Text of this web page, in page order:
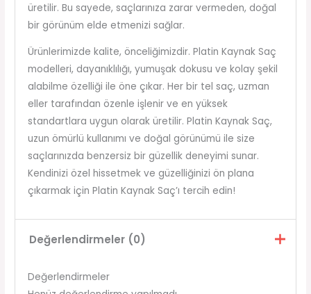
üretilir. Bu sayede, saçlarınıza zarar vermeden, doğal
bir görünüm elde etmenizi sağlar.
Ürünlerimizde kalite, önceliğimizdir. Platin Kaynak Saç
modelleri, dayanıklılığı, yumuşak dokusu ve kolay şekil
alabilme özelliği ile öne çıkar. Her bir tel saç, uzman
eller tarafından özenle işlenir ve en yüksek
standartlara uygun olarak üretilir. Platin Kaynak Saç,
uzun ömürlü kullanımı ve doğal görünümü ile size
saçlarınızda benzersiz bir güzellik deneyimi sunar.
Kendinizi özel hissetmek ve güzelliğinizi ön plana
çıkarmak için Platin Kaynak Saç’ı tercih edin!
Değerlendirmeler (0)
Değerlendirmeler